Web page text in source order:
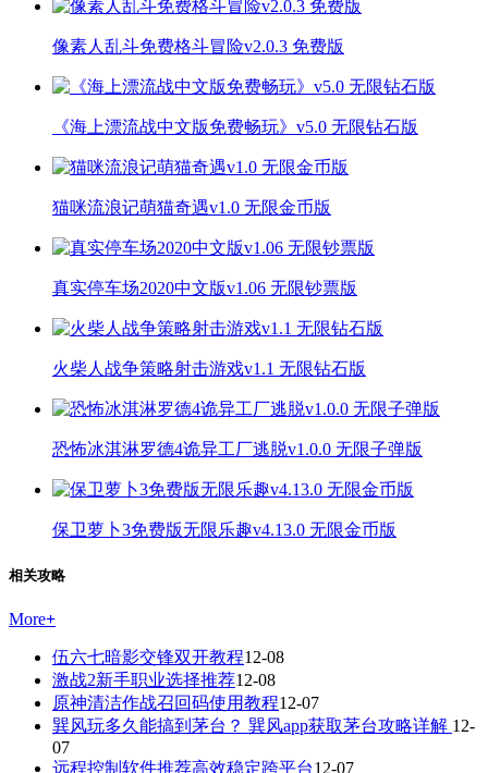
像素人乱斗免费格斗冒险v2.0.3 免费版
《海上漂流战中文版免费畅玩》v5.0 无限钻石版
猫咪流浪记萌猫奇遇v1.0 无限金币版
真实停车场2020中文版v1.06 无限钞票版
火柴人战争策略射击游戏v1.1 无限钻石版
恐怖冰淇淋罗德4诡异工厂逃脱v1.0.0 无限子弹版
保卫萝卜3免费版无限乐趣v4.13.0 无限金币版
相关攻略
More+
伍六七暗影交锋双开教程12-08
激战2新手职业选择推荐12-08
原神清洁作战召回码使用教程12-07
巽风玩多久能搞到茅台？ 巽风app获取茅台攻略详解 12-
07
远程控制软件推荐高效稳定跨平台12-07